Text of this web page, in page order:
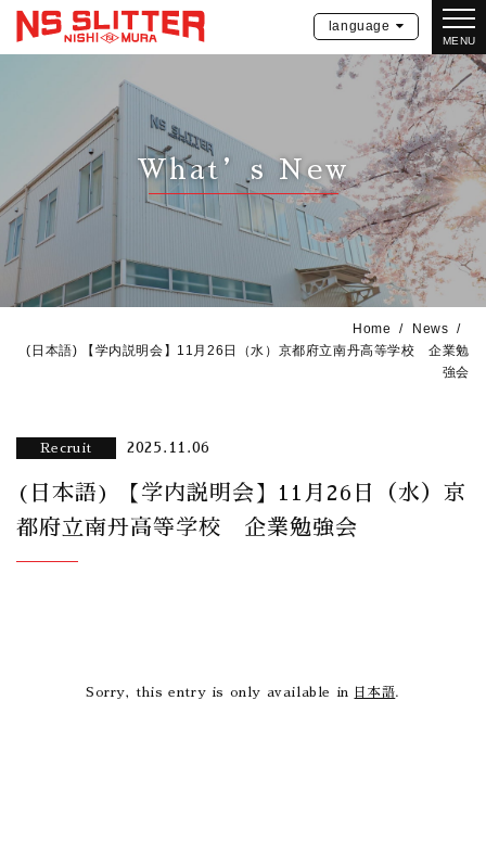
MENU
language
What’s New
Home
News
(日本語) 【学内説明会】11月26日（水）京都府立南丹高等学校 企業勉
強会
Recruit 2025.11.06
(日本語) 【学内説明会】11月26日（水）京
都府立南丹高等学校 企業勉強会
Sorry, this entry is only available in 日本語.